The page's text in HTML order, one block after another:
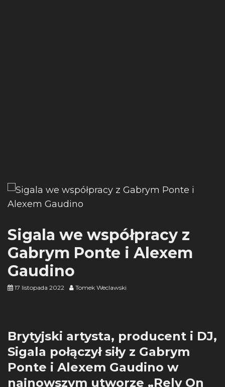
Sigala we współpracy z
Gabrym Ponte i Alexem
Gaudino
17 listopada 2022 Tomek Weclawski
Brytyjski artysta, producent i DJ,
Sigala połączył siły z Gabrym
Ponte i Alexem Gaudino w
najnowszym utworze „Rely On